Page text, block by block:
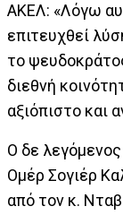
ΑΚΕΛ: «Λόγω
επιτευχθεί
το
διεθνή
αξιόπιστο και
Ο δε
Ομέρ Σογιέρ
από τον κ.